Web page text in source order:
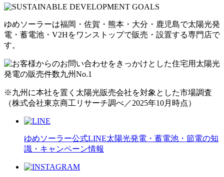
ゆめソーラーは福岡・佐賀・熊本・大分・鹿児島で太陽光発
電・蓄電池・V2Hをワンストップで販売・設置する専門店で
す。
※九州に本社を置く太陽光販売会社を対象とした市場調査
（株式会社東京商工リサーチ調べ／2025年10月時点）
ゆめソーラー公式LINE太陽光発電・蓄電池・節電の知
識・キャンペーン情報